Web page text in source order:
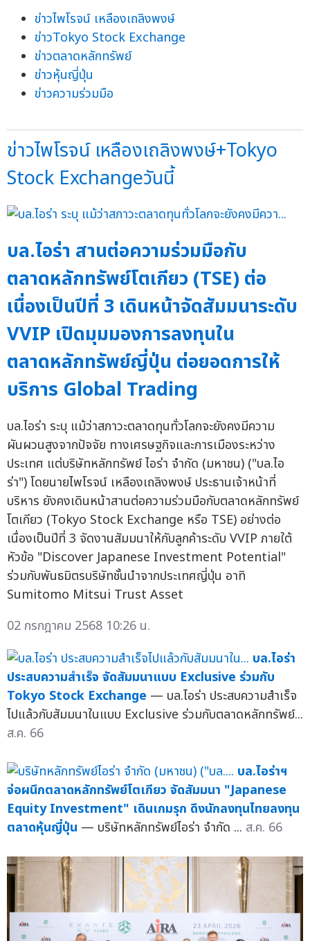
ข่าวไพโรจน์ เหลืองเถลิงพงษ์
ข่าวTokyo Stock Exchange
ข่าวตลาดหลักทรัพย์
ข่าวหุ้นญี่ปุ่น
ข่าวความร่วมมือ
ข่าวไพโรจน์ เหลืองเถลิงพงษ์+Tokyo
Stock Exchangeวันนี้
บล.ไอร่า สานต่อความร่วมมือกับ
ตลาดหลักทรัพย์โตเกียว (TSE) ต่อ
เนื่องเป็นปีที่ 3 เดินหน้าจัดสัมมนาระดับ
VVIP เปิดมุมมองการลงทุนใน
ตลาดหลักทรัพย์ญี่ปุ่น ต่อยอดการให้
บริการ Global Trading
บล.ไอร่า ระบุ แม้ว่าสภาวะตลาดทุนทั่วโลกจะยังคงมีความ
ผันผวนสูงจากปัจจัย ทางเศรษฐกิจและการเมืองระหว่าง
ประเทศ แต่บริษัทหลักทรัพย์ ไอร่า จำกัด (มหาชน) ("บล.ไอ
ร่า") โดยนายไพโรจน์ เหลืองเถลิงพงษ์ ประธานเจ้าหน้าที่
บริหาร ยังคงเดินหน้าสานต่อความร่วมมือกับตลาดหลักทรัพย์
โตเกียว (Tokyo Stock Exchange หรือ TSE) อย่างต่อ
เนื่องเป็นปีที่ 3 จัดงานสัมมนาให้กับลูกค้าระดับ VVIP ภายใต้
หัวข้อ "Discover Japanese Investment Potential"
ร่วมกับพันธมิตรบริษัทชั้นนำจากประเทศญี่ปุ่น อาทิ
Sumitomo Mitsui Trust Asset
02 กรกฎาคม 2568 10:26 น.
บล.ไอร่า
ประสบความสำเร็จ จัดสัมมนาแบบ Exclusive ร่วมกับ
Tokyo Stock Exchange — บล.ไอร่า ประสบความสำเร็จ
ไปแล้วกับสัมมนาในแบบ Exclusive ร่วมกับตลาดหลักทรัพย์...
ส.ค. 66
บล.ไอร่าฯ
จ่อผนึกตลาดหลักทรัพย์โตเกียว จัดสัมมนา "Japanese
Equity Investment" เดินเกมรุก ดึงนักลงทุนไทยลงทุน
ตลาดหุ้นญี่ปุ่น — บริษัทหลักทรัพย์ไอร่า จำกัด ... ส.ค. 66